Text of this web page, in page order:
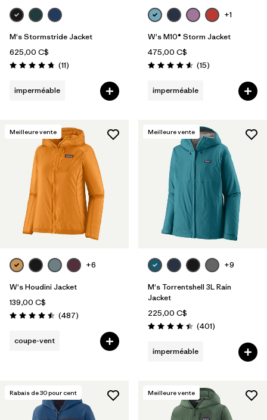
M's Stormstride Jacket
625,00 C$
Évaluation: 4.7 / 5
(11Avis
)
imperméable
+1
W's M10® Storm Jacket
475,00 C$
Évaluation: 4.6 / 5
(15Avis
)
imperméable
Meilleure vente
+6
W's Houdini Jacket
139,00 C$
Évaluation: 4.5 / 5
(487Avis
)
coupe-vent
Meilleure vente
+9
M's Torrentshell 3L Rain
Jacket
225,00 C$
Évaluation: 4.4 / 5
(401Avis
)
imperméable
Rabais de30pour cent Meilleure vente